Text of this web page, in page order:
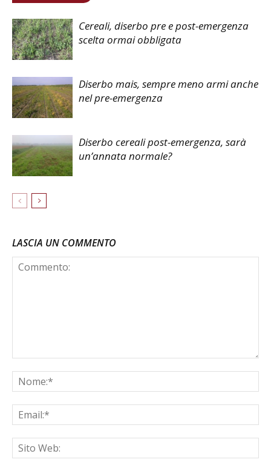
Cereali, diserbo pre e post-emergenza
scelta ormai obbligata
Diserbo mais, sempre meno armi anche
nel pre-emergenza
Diserbo cereali post-emergenza, sarà
un’annata normale?
LASCIA UN COMMENTO